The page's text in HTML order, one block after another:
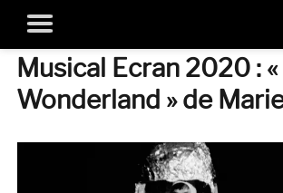
Musical Ecran 2020 :
Wonderland » de